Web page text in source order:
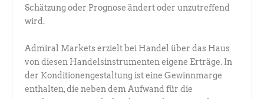
Schätzung oder Prognose ändert oder unzutreffend
wird.
Admiral Markets erzielt bei Handel über das Haus
von diesen Handelsinstrumenten eigene Erträge. In
der Konditionengestaltung ist eine Gewinnmarge
enthalten, die neben dem Aufwand für die